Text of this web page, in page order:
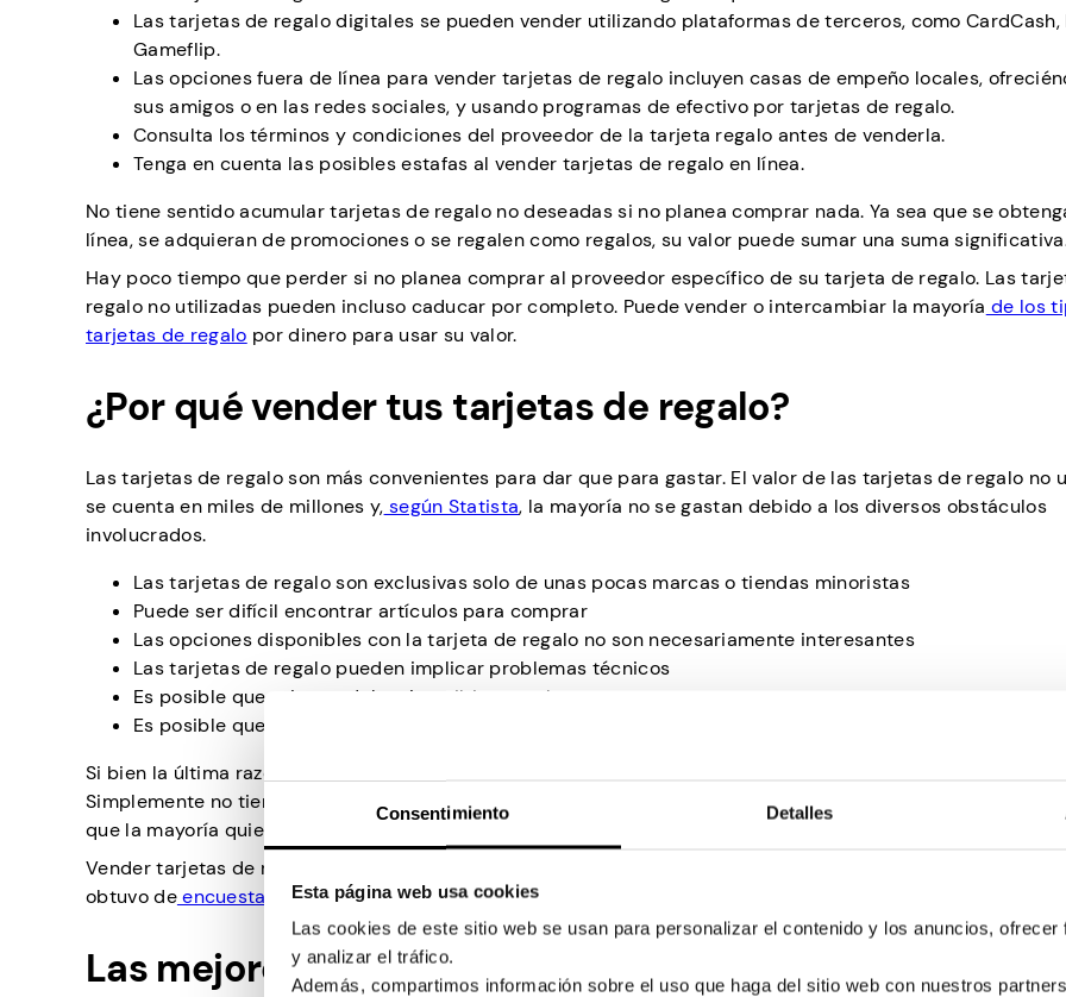
Consentimiento Detalles
Esta página web usa cookies
Las cookies de este sitio web se usan para personalizar el contenido y los anuncios,
y analizar el tráfico.
Además, compartimos información sobre el uso que haga del sitio web con nuestros
Las tarjetas de regalo digitales se pueden vender utilizando plataformas de terceros, como CardCash,
Gameflip.
Las opciones fuera de línea para vender tarjetas de regalo incluyen casas de empeño locales,
sus amigos o en las redes sociales, y usando programas de efectivo por tarjetas de regalo.
Consulta los términos y condiciones del proveedor de la tarjeta regalo antes de venderla.
Tenga en cuenta las posibles estafas al vender tarjetas de regalo en línea.
No tiene sentido acumular tarjetas de regalo no deseadas si no planea comprar nada. Ya sea que se
línea, se adquieran de promociones o se regalen como regalos, su valor puede sumar una suma
Hay poco tiempo que perder si no planea comprar al proveedor específico de su tarjeta de regalo. Las
regalo no utilizadas pueden incluso caducar por completo. Puede vender o intercambiar la mayoría de los
tarjetas de regalo por dinero para usar su valor.
¿Por qué vender tus tarjetas de regalo?
Las tarjetas de regalo son más convenientes para dar que para gastar. El valor de las tarjetas de regalo no
se cuenta en miles de millones y, según Statista, la mayoría no se gastan debido a los diversos obstáculos
involucrados.
Las tarjetas de regalo son exclusivas solo de unas pocas marcas o tiendas minoristas
Puede ser difícil encontrar artículos para comprar
Las opciones disponibles con la tarjeta de regalo no son necesariamente interesantes
Las tarjetas de regalo pueden implicar problemas técnicos
Es posible que primero debas inscribirte en algo
Es posible que la tarjeta de regalo se pierda u olvide
Si bien la última razón también podría aplicarse al efectivo, está claro que no hay comparación con la
Simplemente no tienes tanta libertad con las tarjetas de regalo como con el dinero, y esa es la razón
que la mayoría quiere cambiar sus tarjetas de regalo por dinero.
Vender tarjetas de regalo puede ser un poco desagradable, ya que no es lo que pretendía el obsequiador.
obtuvo deencuestas pagas de tarjetas de regalo, por ejemplo, ni siquiera hay un dilema moral aquí.
Las mejores formas de vender tarjetas de regalo en